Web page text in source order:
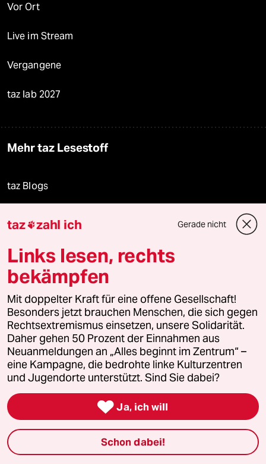
Vor Ort
Live im Stream
Vergangene
taz lab 2027
Mehr taz Lesestoff
taz Blogs
taz Archiv
Mehr taz Angebote
Reisen
Kantine
Shop
Anzeigen
taz zahl ich Gerade nicht
Links lesen, rechts
bekämpfen
Mit doppelter Kraft für eine offene Gesellschaft!
Besonders jetzt brauchen Menschen, die sich gegen
Rechtsextremismus einsetzen, unsere Solidarität.
Daher gehen 50 Prozent der Einnahmen aus
Neuanmeldungen an „Alles beginnt im Zentrum“ –
eine Kampagne, die bedrohte linke Kulturzentren
und Jugendorte unterstützt. Sind Sie dabei?
 Ja, ich will
Schon dabei!